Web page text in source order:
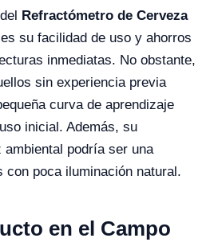
Refractómetro de Cerveza
es su facilidad de uso y ahorros
inmediatas. No obstante,
sin experiencia previa
curva de aprendizaje
inicial. Además, su
ambiental podría ser una
con poca iluminación natural.
en el Campo